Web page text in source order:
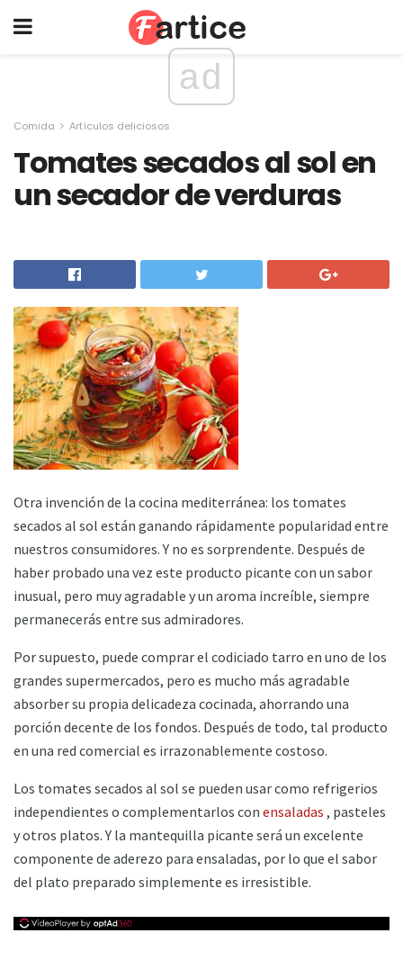
ad
Comida Artículos deliciosos
Tomates secados al sol en
un secador de verduras
Otra invención de la cocina mediterránea: los tomates
secados al sol están ganando rápidamente popularidad entre
nuestros consumidores. Y no es sorprendente. Después de
haber probado una vez este producto picante con un sabor
inusual, pero muy agradable y un aroma increíble, siempre
permanecerás entre sus admiradores.
Por supuesto, puede comprar el codiciado tarro en uno de los
grandes supermercados, pero es mucho más agradable
absorber su propia delicadeza cocinada, ahorrando una
porción decente de los fondos. Después de todo, tal producto
en una red comercial es irrazonablemente costoso.
Los tomates secados al sol se pueden usar como refrigerios
independientes o complementarlos con ensaladas , pasteles
y otros platos. Y la mantequilla picante será un excelente
componente de aderezo para ensaladas, por lo que el sabor
del plato preparado simplemente es irresistible.